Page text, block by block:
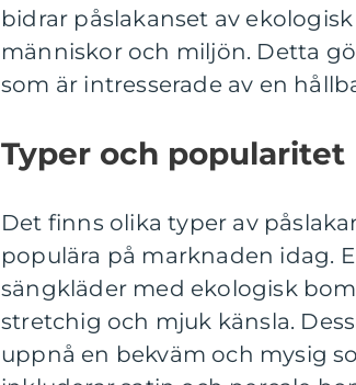
bidrar påslakanset av
människor och miljön. Detta
som är intresserade av en
Typer och popularitet
Det finns olika typer av
populära på marknaden idag.
sängkläder med ekologisk
stretchig och mjuk känsla.
uppnå en bekväm och mysig